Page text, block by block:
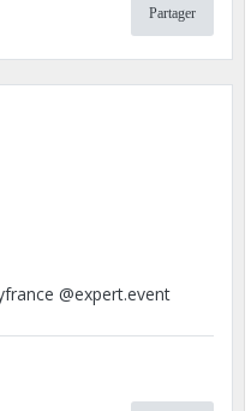
Partager
@expert.event